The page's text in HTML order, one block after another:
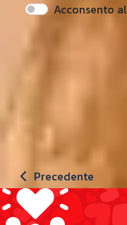
Acconsento al
Precedente